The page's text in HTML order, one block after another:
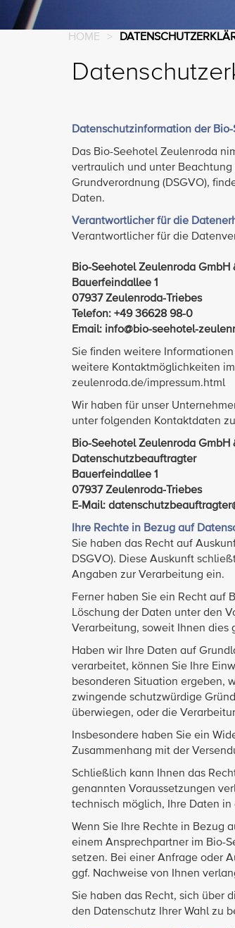
HOME >
Datenschutzinformation der
Das Bio-Seehotel Zeulenroda
vertraulich und unter Beachtung
Grundverordnung (DSGVO),
Daten.
Verantwortlicher für die
Verantwortlicher für die
Bio-Seehotel Zeulenroda GmbH
Bauerfeindallee 1
07937 Zeulenroda-Triebes
Telefon: +49 36628 98-0
Email: info@bio-seehotel-
Sie finden weitere
weitere Kontaktmöglichkeiten
zeulenroda.de/impressum.html
Wir haben für unser
unter folgenden Kontaktdaten
Bio-Seehotel Zeulenroda GmbH
Datenschutzbeauftragter
Bauerfeindallee 1
07937 Zeulenroda-Triebes
E-Mail:
Ihre Rechte in Bezug auf
Sie haben das Recht auf
DSGVO). Diese Auskunft
Angaben zur Verarbeitung ein.
Ferner haben Sie ein Recht auf
Löschung der Daten unter den
Verarbeitung, soweit Ihnen dies
Haben wir Ihre Daten auf
verarbeitet, können Sie Ihre
besonderen Situation ergeben,
zwingende schutzwürdige
überwiegen, oder die
Insbesondere haben Sie ein
Zusammenhang mit der
Schließlich kann Ihnen das
genannten Voraussetzungen
technisch möglich, Ihre Daten
Wenn Sie Ihre Rechte in Bezug
einem Ansprechpartner im Bio-
setzen. Bei einer Anfrage oder
ggf. Nachweise von Ihnen
Sie haben das Recht, sich über
den Datenschutz Ihrer Wahl zu